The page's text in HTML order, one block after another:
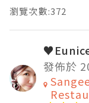
瀏覽次數:372
發佈於